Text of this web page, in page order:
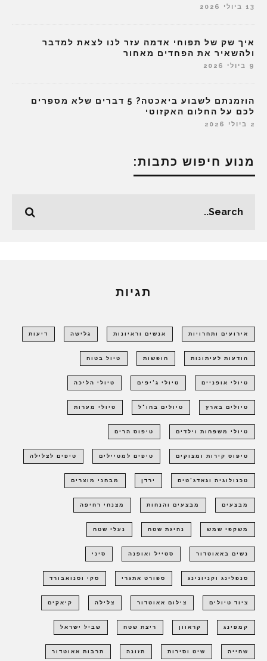
13 ביולי 2026
איך שק של תפוחי אדמה עזר לנו לצאת למדבר
ולהשאיר את הפחדים מאחור
9 ביולי 2026
הוזמנתם לשבוע ביאכטה? 5 דברים שלא מספרים
לכם על החלום האקזוטי
2 ביולי 2026
מנוע חיפוש כתבות:
תגיות
אירועים ותחרויות אנשים וראיונות גלישה דיעות
הודעות לעיתונות חופשות טיול בטוח
טיולי אופניים טיולי ג'יפים טיולי הליכה
טיולים בארץ טיולים בחו"ל טיולי מערות
טיולי משפחות וילדים טיפוס הרים
טיפוס קירות ומצוקים טיפים למטיילים טיפים לצלילה
טכנולוגיה וגאדג'טים ירדן מבחני מוצרים
מבצעים מבצעים והנחות מצנחי רחיפה
משקפי שמש נהיגת שטח נעלי שטח
נשים באאוטדור סטייל ואופנה סיני
סנפלינג וקניונינג ספורט אתגרי סקי וסנואבורד
ציוד טיולים צילום אאוטדור צלילה קיאקים
קמפינג קראוון ריצת שטח שביל ישראל
שחייה שיט וסירות תזונה תרבות אאוטדור